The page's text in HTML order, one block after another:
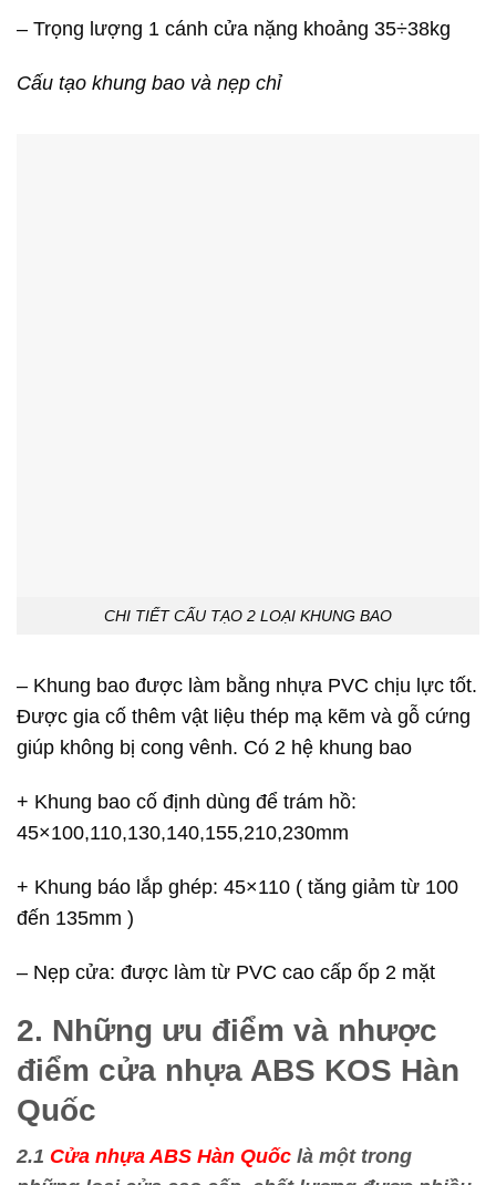
– Trọng lượng 1 cánh cửa nặng khoảng 35÷38kg
Cấu tạo khung bao và nẹp chỉ
CHI TIẾT CẤU TẠO 2 LOẠI KHUNG BAO
– Khung bao được làm bằng nhựa PVC chịu lực tốt.
Được gia cố thêm vật liệu thép mạ kẽm và gỗ cứng
giúp không bị cong vênh. Có 2 hệ khung bao
+ Khung bao cố định dùng để trám hồ:
45×100,110,130,140,155,210,230mm
+ Khung báo lắp ghép: 45×110 ( tăng giảm từ 100
đến 135mm )
– Nẹp cửa: được làm từ PVC cao cấp ốp 2 mặt
2. Những ưu điểm và nhược
điểm cửa nhựa ABS KOS Hàn
Quốc
2.1 Cửa nhựa ABS Hàn Quốc là một trong